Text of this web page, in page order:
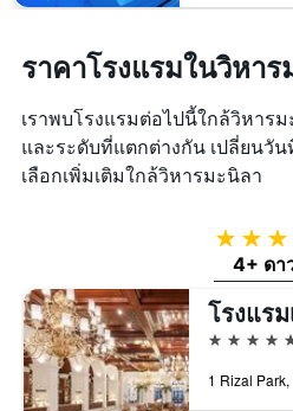
ราคาโรงแรมในวิหา
เราพบโรงแรมต่อไปนี้ใกล้วิหาร
และระดับที่แตกต่างกัน เปลี่ยนวั
เลือกเพิ่มเติมใกล้วิหารมะนิลา
4
4+ ดา
5 ดาว